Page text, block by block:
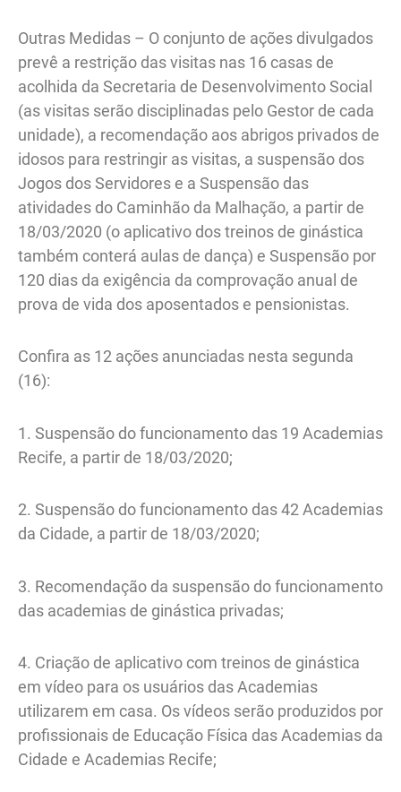
Outras Medidas – O conjunto de ações divulgados
prevê a restrição das visitas nas 16 casas de
acolhida da Secretaria de Desenvolvimento Social
(as visitas serão disciplinadas pelo Gestor de cada
unidade), a recomendação aos abrigos privados de
idosos para restringir as visitas, a suspensão dos
Jogos dos Servidores e a Suspensão das
atividades do Caminhão da Malhação, a partir de
18/03/2020 (o aplicativo dos treinos de ginástica
também conterá aulas de dança) e Suspensão por
120 dias da exigência da comprovação anual de
prova de vida dos aposentados e pensionistas.
Confira as 12 ações anunciadas nesta segunda
(16):
1. Suspensão do funcionamento das 19 Academias
Recife, a partir de 18/03/2020;
2. Suspensão do funcionamento das 42 Academias
da Cidade, a partir de 18/03/2020;
3. Recomendação da suspensão do funcionamento
das academias de ginástica privadas;
4. Criação de aplicativo com treinos de ginástica
em vídeo para os usuários das Academias
utilizarem em casa. Os vídeos serão produzidos por
profissionais de Educação Física das Academias da
Cidade e Academias Recife;